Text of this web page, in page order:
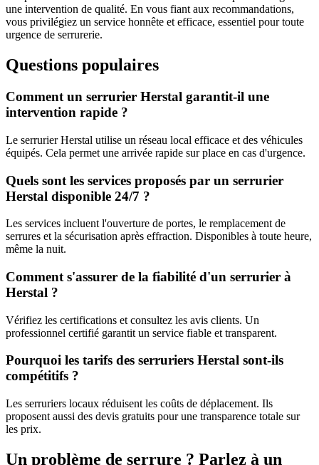
une intervention de qualité. En vous fiant aux recommandations,
vous privilégiez un service honnête et efficace, essentiel pour toute
urgence de serrurerie.
Questions populaires
Comment un serrurier Herstal garantit-il une
intervention rapide ?
Le serrurier Herstal utilise un réseau local efficace et des véhicules
équipés. Cela permet une arrivée rapide sur place en cas d'urgence.
Quels sont les services proposés par un serrurier
Herstal disponible 24/7 ?
Les services incluent l'ouverture de portes, le remplacement de
serrures et la sécurisation après effraction. Disponibles à toute heure,
même la nuit.
Comment s'assurer de la fiabilité d'un serrurier à
Herstal ?
Vérifiez les certifications et consultez les avis clients. Un
professionnel certifié garantit un service fiable et transparent.
Pourquoi les tarifs des serruriers Herstal sont-ils
compétitifs ?
Les serruriers locaux réduisent les coûts de déplacement. Ils
proposent aussi des devis gratuits pour une transparence totale sur
les prix.
Un problème de serrure ? Parlez à un